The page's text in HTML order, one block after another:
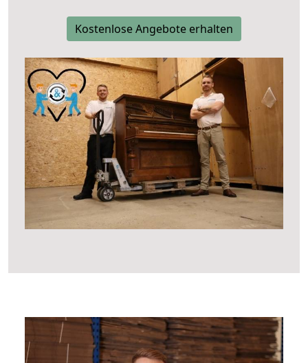
Kostenlose Angebote erhalten